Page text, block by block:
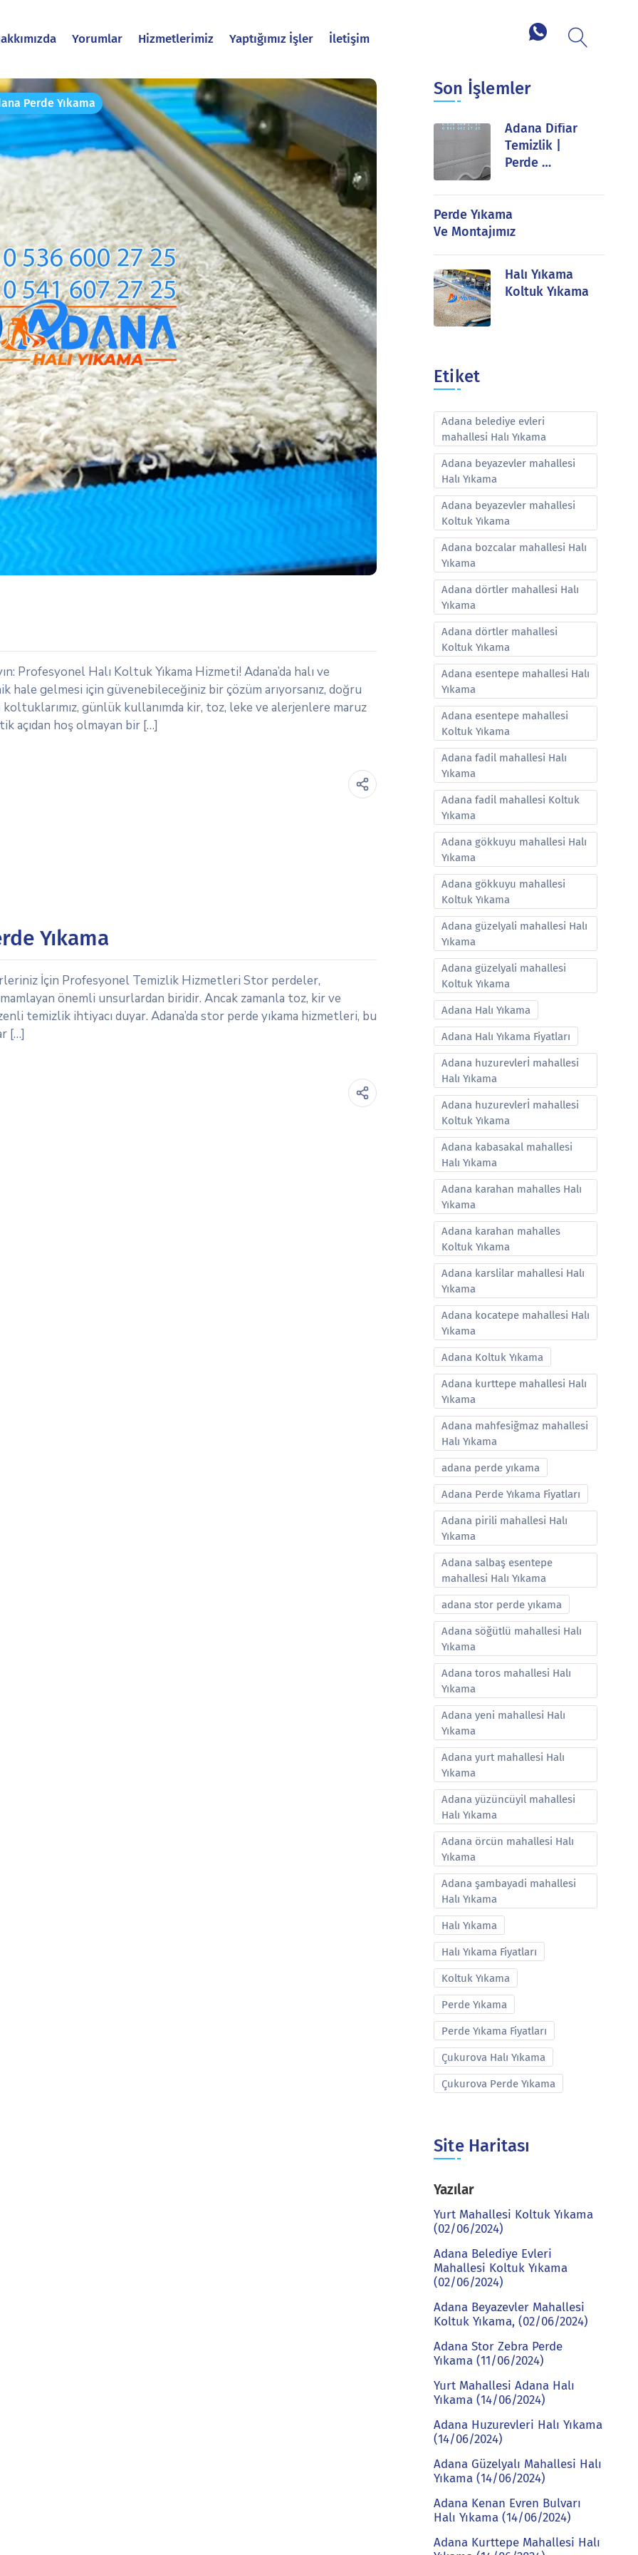
Yorumlar Hizmetlerimiz Yaptığımız İşler İletişim
Perde Yıkama
Profesyonel Halı Koltuk Yıkama Hizmeti! Adana’da halı ve
hale gelmesi için güvenebileceğiniz bir çözüm arıyorsanız, doğru
günlük kullanımda kir, toz, leke ve alerjenlere maruz
açıdan hoş olmayan bir […]
Yıkama
İçin Profesyonel Temizlik Hizmetleri Stor perdeler,
önemli unsurlardan biridir. Ancak zamanla toz, kir ve
temizlik ihtiyacı duyar. Adana’da stor perde yıkama hizmetleri, bu
[…]
Son İşlemler
Adana Difiar
Temizlik |
Perde …
Perde Yıkama
Ve Montajımız
Halı Yıkama
Koltuk Yıkama
Etiket
Adana belediye evleri
mahallesi Halı Yıkama
Adana beyazevler mahallesi
Halı Yıkama
Adana beyazevler mahallesi
Koltuk Yıkama
Adana bozcalar mahallesi Halı
Yıkama
Adana dörtler mahallesi Halı
Yıkama
Adana dörtler mahallesi
Koltuk Yıkama
Adana esentepe mahallesi Halı
Yıkama
Adana esentepe mahallesi
Koltuk Yıkama
Adana fadil mahallesi Halı
Yıkama
Adana fadil mahallesi Koltuk
Yıkama
Adana gökkuyu mahallesi Halı
Yıkama
Adana gökkuyu mahallesi
Koltuk Yıkama
Adana güzelyali mahallesi Halı
Yıkama
Adana güzelyali mahallesi
Koltuk Yıkama
Adana Halı Yıkama
Adana Halı Yıkama Fiyatları
Adana huzurevlerİ mahallesi
Halı Yıkama
Adana huzurevlerİ mahallesi
Koltuk Yıkama
Adana kabasakal mahallesi
Halı Yıkama
Adana karahan mahalles Halı
Yıkama
Adana karahan mahalles
Koltuk Yıkama
Adana karslilar mahallesi Halı
Yıkama
Adana kocatepe mahallesi Halı
Yıkama
Adana Koltuk Yıkama
Adana kurttepe mahallesi Halı
Yıkama
Adana mahfesiğmaz mahallesi
Halı Yıkama
adana perde yıkama
Adana Perde Yıkama Fiyatları
Adana pirili mahallesi Halı
Yıkama
Adana salbaş esentepe
mahallesi Halı Yıkama
adana stor perde yıkama
Adana söğütlü mahallesi Halı
Yıkama
Adana toros mahallesi Halı
Yıkama
Adana yeni mahallesi Halı
Yıkama
Adana yurt mahallesi Halı
Yıkama
Adana yüzüncüyil mahallesi
Halı Yıkama
Adana örcün mahallesi Halı
Yıkama
Adana şambayadi mahallesi
Halı Yıkama
Halı Yıkama
Halı Yıkama Fiyatları
Koltuk Yıkama
Perde Yıkama
Perde Yıkama Fiyatları
Çukurova Halı Yıkama
Çukurova Perde Yıkama
Site Haritası
Yazılar
Yurt Mahallesi Koltuk Yıkama
(02/06/2024)
Adana Belediye Evleri
Mahallesi Koltuk Yıkama
(02/06/2024)
Adana Beyazevler Mahallesi
Koltuk Yıkama, (02/06/2024)
Adana Stor Zebra Perde
Yıkama (11/06/2024)
Yurt Mahallesi Adana Halı
Yıkama (14/06/2024)
Adana Huzurevleri Halı Yıkama
(14/06/2024)
Adana Güzelyalı Mahallesi Halı
Yıkama (14/06/2024)
Adana Kenan Evren Bulvarı
Halı Yıkama (14/06/2024)
Adana Kurttepe Mahallesi Halı